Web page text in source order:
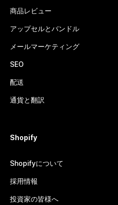
商品レビュー
アップセルとバンドル
メールマーケティング
SEO
配送
通貨と翻訳
Shopify
Shopifyについて
採用情報
投資家の皆様へ